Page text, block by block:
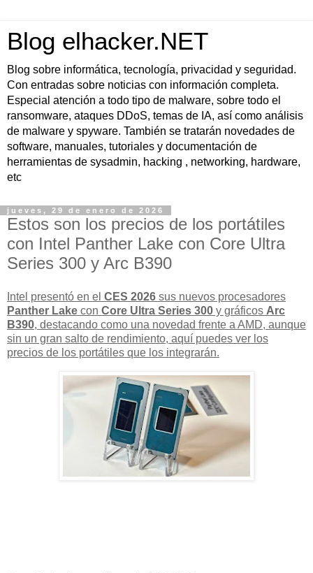
Blog elhacker.NET
Blog sobre informática, tecnología, privacidad y seguridad.
Con entradas sobre noticias con información completa.
Especial atención a todo tipo de malware, sobre todo el
ransomware, ataques DDoS, temas de IA, así como análisis
de malware y spyware. También se tratarán novedades de
software, manuales, tutoriales y documentación de
herramientas de sysadmin, hacking , networking, hardware,
etc
jueves, 29 de enero de 2026
Estos son los precios de los portátiles
con Intel Panther Lake con Core Ultra
Series 300 y Arc B390
Intel presentó en el CES 2026 sus nuevos procesadores
Panther Lake con Core Ultra Series 300 y gráficos Arc
B390, destacando como una novedad frente a AMD, aunque
sin un gran salto de rendimiento, aquí puedes ver los
precios de los portátiles que los integrarán.